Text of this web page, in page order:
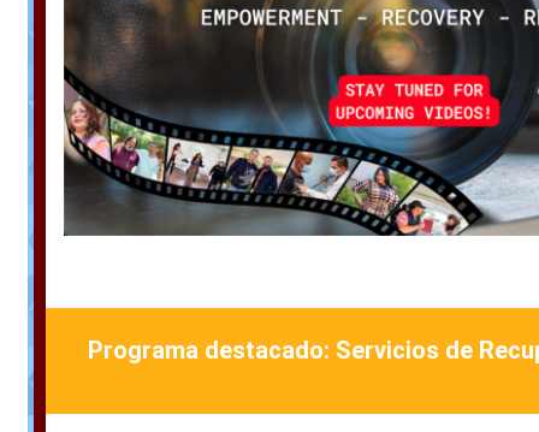
Programa destacado: Servicios de